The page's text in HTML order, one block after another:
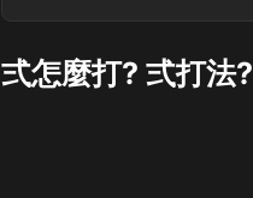
弍怎麼打? 弍打法?